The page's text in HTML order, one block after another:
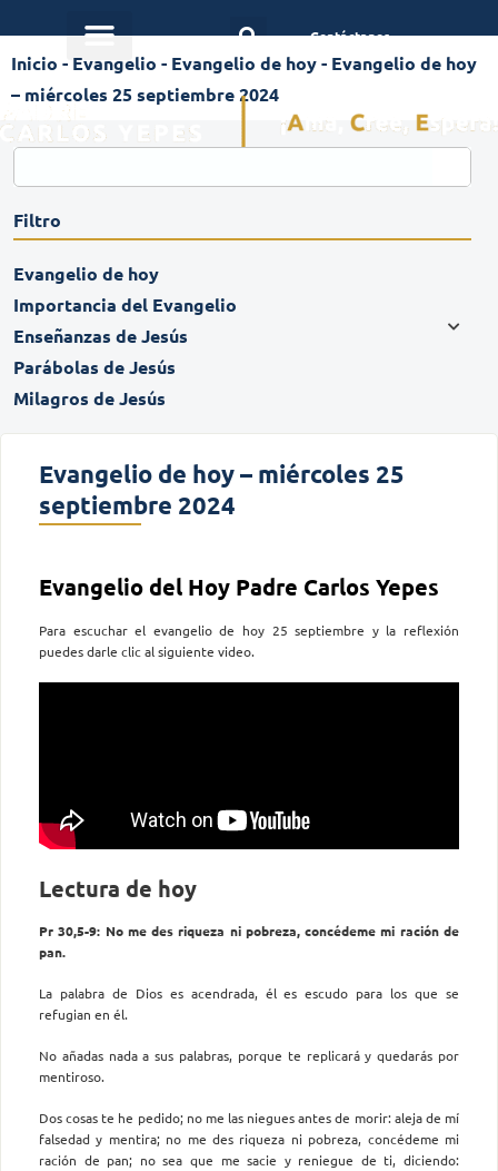
Contáctanos
Inicio - Evangelio - Evangelio de hoy- Evangelio de hoy
– miércoles 25 septiembre 2024
Filtro
Evangelio de hoy
Importancia del Evangelio
Enseñanzas de Jesús
Parábolas de Jesús
Milagros de Jesús
Evangelio de hoy – miércoles 25
septiembre 2024
Evangelio del Hoy Padre Carlos Yepes
Para escuchar el evangelio de hoy 25 septiembre y la reflexión
puedes darle clic al siguiente video.
Lectura de hoy
Pr 30,5-9: No me des riqueza ni pobreza, concédeme mi ración de
pan.
La palabra de Dios es acendrada, él es escudo para los que se
refugian en él.
No añadas nada a sus palabras, porque te replicará y quedarás por
mentiroso.
Dos cosas te he pedido; no me las niegues antes de morir: aleja de mí
falsedad y mentira; no me des riqueza ni pobreza, concédeme mi
ración de pan; no sea que me sacie y reniegue de ti, diciendo: